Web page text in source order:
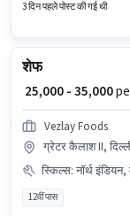
चीनी, कॉन्टिनेंटल, मल्टी
3 दिन पहले पोस्ट की गई थी
शेफ
₹ 25,000 - 35,000
Vezlay Foods
ग्रेटर कैलाश II,
स्किल्स: नॉर्थ
12वीं पास